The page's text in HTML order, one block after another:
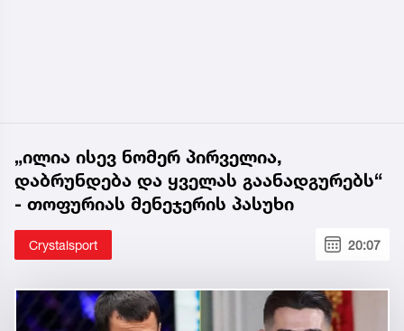
„ილია ისევ ნომერ პირველია,
დაბრუნდება და ყველას გაანადგურებს“
- თოფურიას მენეჯერის პასუხი
Crystalsport 20:07